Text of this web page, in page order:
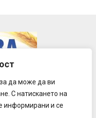
да може да ви
С натискането на
информирани и се